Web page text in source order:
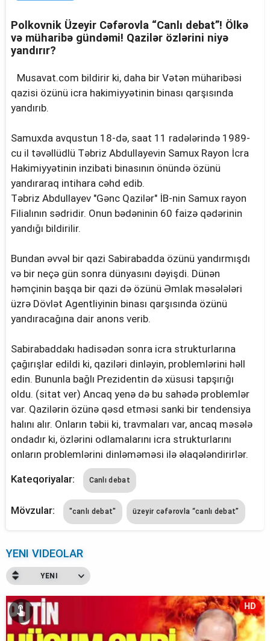
Polkovnik Üzeyir Cəfərovla “Canlı debat”! Ölkə
və müharibə gündəmi! Qazilər özlərini niyə
yandırır?
Musavat.com bildirir ki, daha bir Vətən müharibəsi
qazisi özünü icra hakimiyyətinin binası qarşısında
yandırıb.
Samuxda avqustun 18-də, saat 11 radələrində 1989-
cu il təvəllüdlü Təbriz Abdullayevin Samux Rayon İcra
Hakimiyyətinin inzibati binasının önündə özünü
yandıraraq intihara cəhd edib.
Təbriz Abdullayev "Gənc Qazilər" İB-nin Samux rayon
Filialının sədridir. Onun bədəninin 60 faizə qədərinin
yandığı bildirilir.
Bundan əvvəl bir qazi Sabirabadda özünü yandırmışdı
və bir neçə gün sonra dünyasını dəyişdi. Dünən
həmçinin başqa bir qazi də özünü Əmlak məsələləri
üzrə Dövlət Agentliyinin binası qarşısında özünü
yandıracağına dair anons verib.
Sabirabaddakı hadisədən sonra icra strukturlarına
çağırışlar edildi ki, qaziləri dinləyin, problemlərini həll
edin. Bununla bağlı Prezidentin də xüsusi tapşırığı
oldu. (sitat ver) Ancaq yenə də bu sahədə problemlər
var. Qazilərin özünə qəsd etməsi sanki bir tendensiya
halını alır. Onların təbii ki, travmaları var, ancaq məsələ
ondadır ki, özlərini odlamalarını icra strukturlarını
onların problemlərini dinləməməsi ilə əlaqələndirirlər.
Kateqoriyalar: Canlı debat
Mövzular: "canlı debat" üzeyir cəfərovla “canlı debat”
YENI VIDEOLAR
YENI
HD